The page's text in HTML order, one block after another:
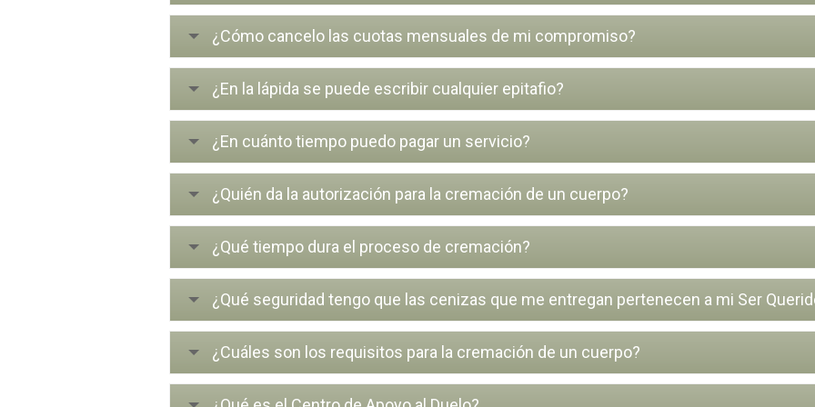
¿Cómo cancelo las cuotas mensuales de mi compromiso?
¿En la lápida se puede escribir cualquier epitafio?
¿En cuánto tiempo puedo pagar un servicio?
¿Quién da la autorización para la cremación de un cuerpo?
¿Qué tiempo dura el proceso de cremación?
¿Qué seguridad tengo que las cenizas que me entregan pertenecen a mi Ser
¿Cuáles son los requisitos para la cremación de un cuerpo?